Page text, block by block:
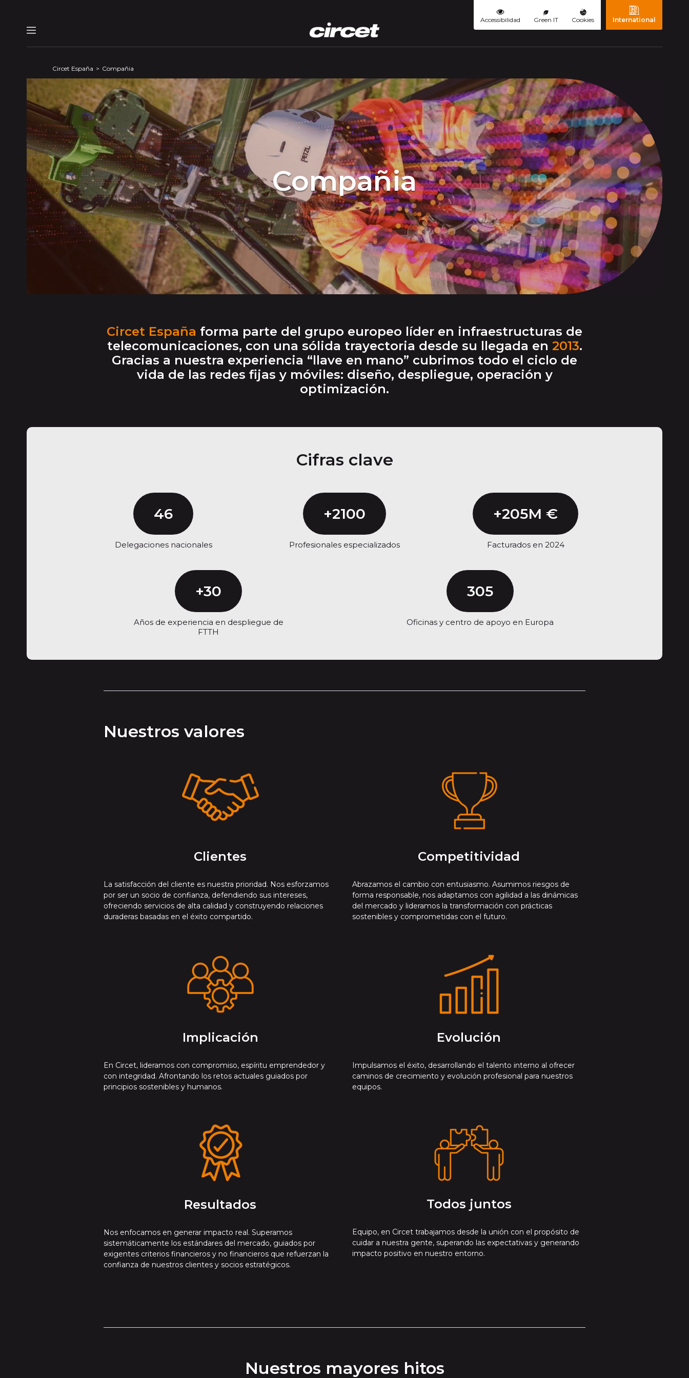
Accessibilidad Green IT Cookies International
Menu
Circet España Compañia
Compañia
Circet España forma parte del grupo europeo líder en infraestructuras de
telecomunicaciones, con una sólida trayectoria desde su llegada en 2013.
Gracias a nuestra experiencia “llave en mano” cubrimos todo el ciclo de
vida de las redes fijas y móviles: diseño, despliegue, operación y
optimización.
Cifras clave
46
Delegaciones nacionales
+2100
Profesionales especializados
+205M €
Facturados en 2024
+30
Años de experiencia en despliegue de
FTTH
305
Oficinas y centro de apoyo en Europa
Nuestros valores
Clientes
La satisfacción del cliente es nuestra prioridad. Nos esforzamos
por ser un socio de confianza, defendiendo sus intereses,
ofreciendo servicios de alta calidad y construyendo relaciones
duraderas basadas en el éxito compartido.
Competitividad
Abrazamos el cambio con entusiasmo. Asumimos riesgos de
forma responsable, nos adaptamos con agilidad a las dinámicas
del mercado y lideramos la transformación con prácticas
sostenibles y comprometidas con el futuro.
Implicación
En Circet, lideramos con compromiso, espíritu emprendedor y
con integridad. Afrontando los retos actuales guiados por
principios sostenibles y humanos.
Evolución
Impulsamos el éxito, desarrollando el talento interno al ofrecer
caminos de crecimiento y evolución profesional para nuestros
equipos.
Resultados
Nos enfocamos en generar impacto real. Superamos
sistemáticamente los estándares del mercado, guiados por
exigentes criterios financieros y no financieros que refuerzan la
confianza de nuestros clientes y socios estratégicos.
Todos juntos
Equipo, en Circet trabajamos desde la unión con el propósito de
cuidar a nuestra gente, superando las expectativas y generando
impacto positivo en nuestro entorno.
Nuestros mayores hitos